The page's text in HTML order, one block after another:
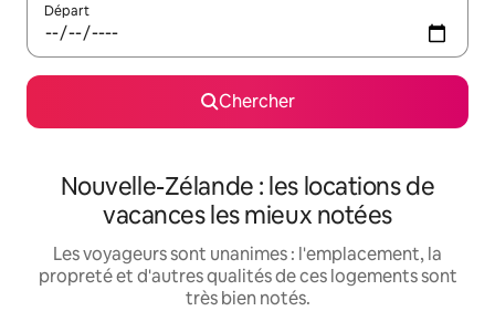
Départ
Chercher
Nouvelle-Zélande : les locations de
vacances les mieux notées
Les voyageurs sont unanimes : l'emplacement, la
propreté et d'autres qualités de ces logements sont
très bien notés.